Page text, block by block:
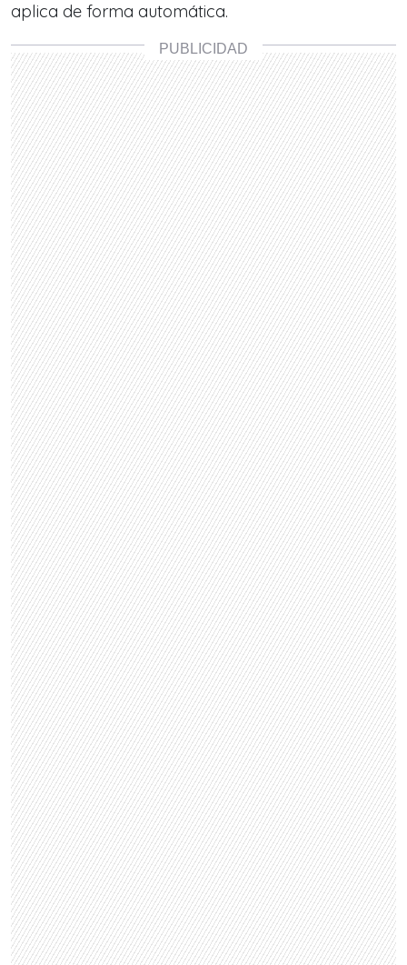
aplica de forma automática.